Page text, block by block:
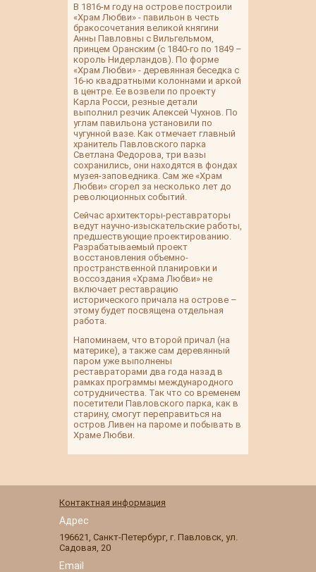
В 1816-м году на острове построили
«Храм Любви» - павильон в честь
бракосочетания великой княгини
Анны Павловны с Вильгельмом,
принцем Оранским (с 1840-го по 1849 –
король Нидерландов). По форме
«Храм Любви» - деревянная беседка с
16-ю квадратными колоннами и аркой
в центре. Ее возвели по проекту
Карла Росси, резные детали
выполнил резчик Алексей Чухнов. По
углам павильона установили по
чугунной вазе. Как отмечает главный
хранитель Павловского парка
Светлана Федорова, три вазы
сохранились, они находятся в фондах
музея-заповедника. Сам же «Храм
Любви» сгорел за несколько лет до
революционных событий.
Сейчас архитекторы-реставраторы
ведут научно-изыскательские работы,
предшествующие проектированию.
Разрабатываемый проект
восстановления объемно-
пространственной планировки и
воссоздания «Храма Любви» не
включает реставрацию
исторического причала на острове –
этому будет посвящена отдельная
работа.
Напоминаем, что второй причал (на
материке), а также сам деревянный
паром уже выполнены
реставраторами два года назад в
рамках программы международного
сотрудничества. Так что со временем
посетители Павловского парка, как в
старину, смогут переправиться на
остров Ливен на пароме и побывать в
Храме Любви.
Контактная информация
Адрес
196621 Санкт-Петербург г. Павловск ул.
Садовая, 20
Email